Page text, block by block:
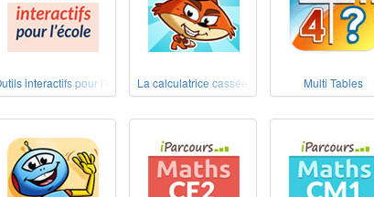
interactifs pour l'école La calculatrice cassée Multi Tables